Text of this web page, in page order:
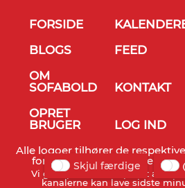
FORSIDE
BLOGS
FEED
OM
SOFABOLD
KONTAKT
OPRET
BRUGER
LOG IND
Alle logoer tilhører de
forbund og TV stationer - ©
Vi gør opmærksom på, at alt info
kanalerne kan lave sidste
Skjul færdige